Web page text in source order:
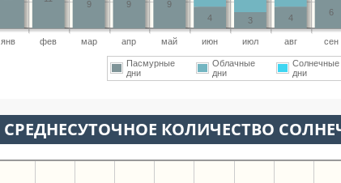
янв фев мар апр май июн июл авг сен
6
4
3
4
9
9
9
Пасмурные
дни
Облачные
дни
Солнечные
дни
СРЕДНЕСУТОЧНОЕ КОЛИЧЕСТВО